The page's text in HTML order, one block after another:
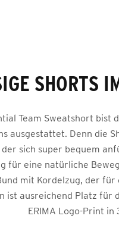
SHORTS
Team Sweatshort bist
ausgestattet. Denn die
sich super bequem
für eine natürliche
mit Kordelzug, der
ist ausreichend Platz für
ERIMA Logo-Print in